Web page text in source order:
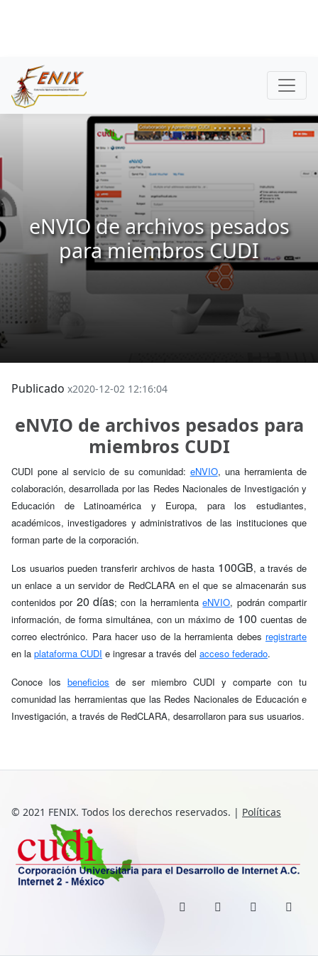
eNVIO de archivos pesados
para miembros CUDI
Publicado x2020-12-02 12:16:04
eNVIO de archivos pesados para
miembros CUDI
CUDI pone al servicio de su comunidad: eNVIO, una herramienta de
colaboración, desarrollada por las Redes Nacionales de Investigación y
Educación de Latinoamérica y Europa, para los estudiantes,
académicos, investigadores y administrativos de las instituciones que
forman parte de la corporación.
Los usuarios pueden transferir archivos de hasta 100GB, a través de
un enlace a un servidor de RedCLARA en el que se almacenarán sus
contenidos por 20 días; con la herramientaeNVIO, podrán compartir
información, de forma simultánea, con un máximo de 100 cuentas de
correo electrónico. Para hacer uso de la herramienta debes registrarte
en la plataforma CUDI e ingresar a través del acceso federado.
Conoce los beneficios de ser miembro CUDI y comparte con tu
comunidad las herramientas que las Redes Nacionales de Educación e
Investigación, a través de RedCLARA, desarrollaron para sus usuarios.
© 2021 FENIX. Todos los derechos reservados. | Políticas